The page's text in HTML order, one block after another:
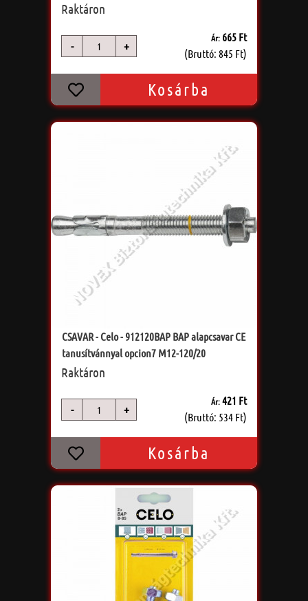
Raktáron
- +
Ár: 665 Ft
(Bruttó: 845 Ft)
Kosárba
CSAVAR - Celo - 912120BAP BAP alapcsavar CE
tanusítvánnyal opcion7 M12-120/20
Raktáron
- +
Ár:421 Ft
(Bruttó: 534 Ft)
Kosárba